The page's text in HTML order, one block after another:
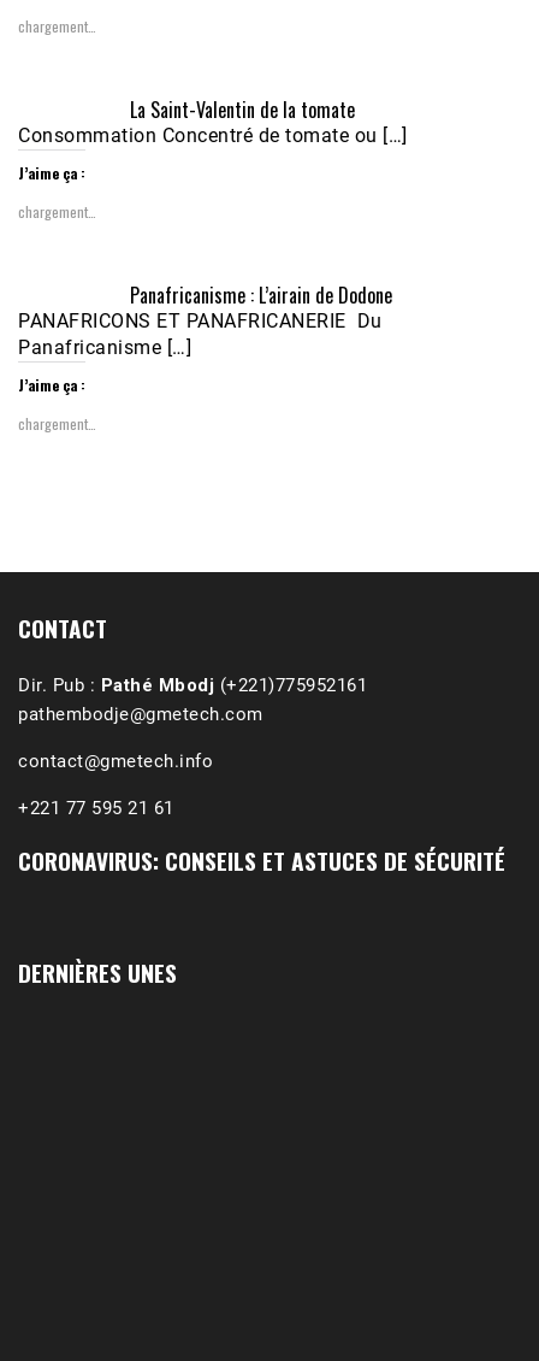
Nobana (Podologue)
Feb 24, 2021 • 28mn
chargement…
La Saint-Valentin de la tomate
Consommation Concentré de tomate ou […]
J’aime ça :
chargement…
Panafricanisme : L’airain de Dodone
PANAFRICONS ET PANAFRICANERIE Du
Panafricanisme […]
J’aime ça :
chargement…
CONTACT
Dir. Pub : Pathé Mbodj (+221)775952161
pathembodje@gmetech.com
contact@gmetech.info
+221 77 595 21 61
CORONAVIRUS: CONSEILS ET ASTUCES DE SÉCURITÉ
DERNIÈRES UNES